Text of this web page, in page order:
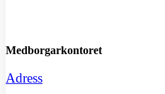
Medborgarkontoret
Adress